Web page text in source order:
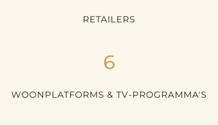
RETAILERS
6
WOONPLATFORMS & TV-PROGRAMMA'S